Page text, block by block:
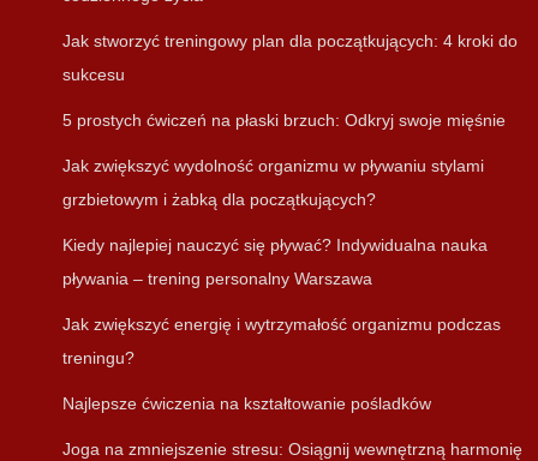
Jak stworzyć treningowy plan dla początkujących: 4 kroki do
sukcesu
5 prostych ćwiczeń na płaski brzuch: Odkryj swoje mięśnie
Jak zwiększyć wydolność organizmu w pływaniu stylami
grzbietowym i żabką dla początkujących?
Kiedy najlepiej nauczyć się pływać? Indywidualna nauka
pływania – trening personalny Warszawa
Jak zwiększyć energię i wytrzymałość organizmu podczas
treningu?
Najlepsze ćwiczenia na kształtowanie pośladków
Joga na zmniejszenie stresu: Osiągnij wewnętrzną harmonię